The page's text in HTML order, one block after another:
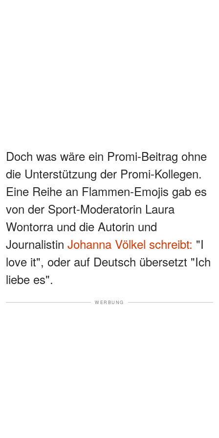
Doch was wäre ein Promi-Beitrag ohne
die Unterstützung der Promi-Kollegen.
Eine Reihe an Flammen-Emojis gab es
von der Sport-Moderatorin Laura
Wontorra und die Autorin und
Journalistin Johanna Völkel schreibt: "I
love it", oder auf Deutsch übersetzt "Ich
liebe es".
WERBUNG